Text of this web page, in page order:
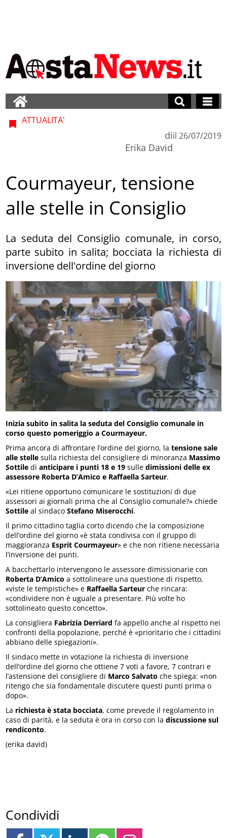
ATTUALITA'
di
Erika David
il 26/07/2019
Courmayeur, tensione
alle stelle in Consiglio
La seduta del Consiglio comunale, in corso,
parte subito in salita; bocciata la richiesta di
inversione dell'ordine del giorno
Inizia subito in salita la seduta del Consiglio comunale in
corso questo pomeriggio a Courmayeur.
Prima ancora di affrontare l’ordine del giorno, latensione sale
alle stelle sulla richiesta del consigliere di minoranza Massimo
Sottile dianticipare i punti 18 e 19 sulledimissioni delle ex
assessore Roberta D’Amico e Raffaella Sarteur.
«Lei ritiene opportuno comunicare le sostituzioni di due
assessori ai giornali prima che al Consiglio comunale?» chiede
Sottile al sindacoStefano Miserocchi.
Il primo cittadino taglia corto dicendo che la composizione
dell’ordine del giorno «è stata condivisa con il gruppo di
maggioranza Esprit Courmayeur» e che non ritiene necessaria
l’inversione dei punti.
A bacchettarlo intervengono le assessore dimissionarie con
Roberta D’Amico a sottolineare una questione di rispetto,
«viste le tempistiche» e Raffaella Sarteur che rincara:
«condividere non è uguale a presentare. Più volte ho
sottolineato questo concetto».
La consigliera Fabrizia Derriard fa appello anche al rispetto nei
confronti della popolazione, perché è «prioritario che i cittadini
abbiano delle spiegazioni».
Il sindaco mette in votazione la richiesta di inversione
dell’ordine del giorno che ottiene 7 voti a favore, 7 contrari e
l’astensione del consigliere di Marco Salvato che spiega: «non
ritengo che sia fondamentale discutere questi punti prima o
dopo».
La richiesta è stata bocciata, come prevede il regolamento in
caso di parità, e la seduta è ora in corso con ladiscussione sul
rendiconto.
(erika david)
Condividi